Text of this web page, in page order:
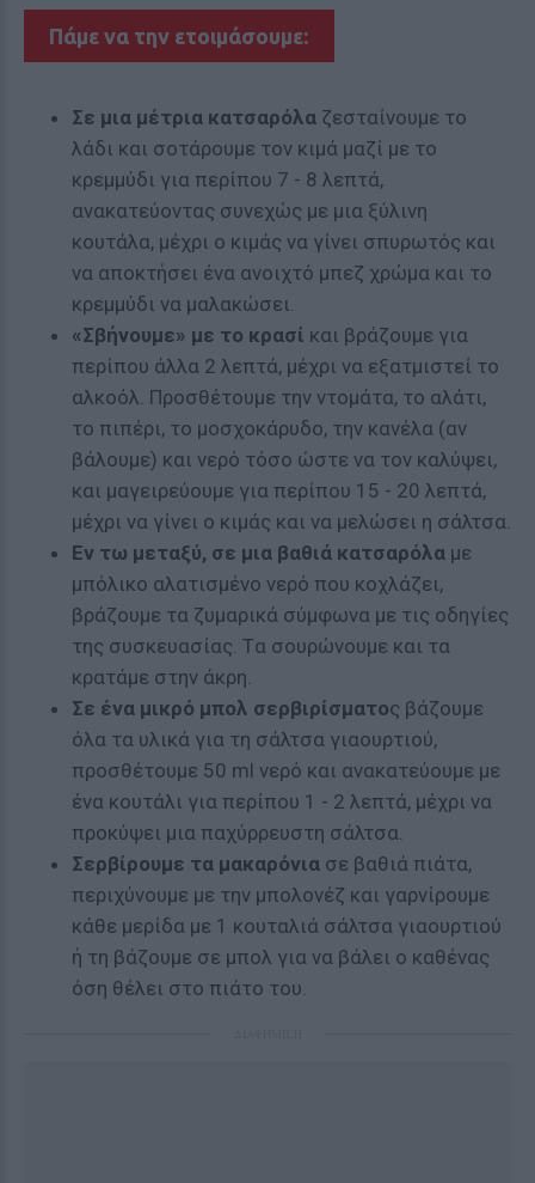
Πάμε να την ετοιμάσουμε:
Σε μια μέτρια κατσαρόλα ζεσταίνουμε το
λάδι και σοτάρουμε τον κιμά μαζί με το
κρεμμύδι για περίπου 7 - 8 λεπτά,
ανακατεύοντας συνεχώς με μια ξύλινη
κουτάλα, μέχρι ο κιμάς να γίνει σπυρωτός και
να αποκτήσει ένα ανοιχτό μπεζ χρώμα και το
κρεμμύδι να μαλακώσει.
«Σβήνουμε» με το κρασί και βράζουμε για
περίπου άλλα 2 λεπτά, μέχρι να εξατμιστεί το
αλκοόλ. Προσθέτουμε την ντομάτα, το αλάτι,
το πιπέρι, το μοσχοκάρυδο, την κανέλα (αν
βάλουμε) και νερό τόσο ώστε να τον καλύψει,
και μαγειρεύουμε για περίπου 15 - 20 λεπτά,
μέχρι να γίνει ο κιμάς και να μελώσει η σάλτσα.
Εν τω μεταξύ, σε μια βαθιά κατσαρόλα με
μπόλικο αλατισμένο νερό που κοχλάζει,
βράζουμε τα ζυμαρικά σύμφωνα με τις οδηγίες
της συσκευασίας. Tα σουρώνουμε και τα
κρατάμε στην άκρη.
Σε ένα μικρό μπολ σερβιρίσματος βάζουμε
όλα τα υλικά για τη σάλτσα γιαουρτιού,
προσθέτουμε 50 ml νερό και ανακατεύουμε με
ένα κουτάλι για περίπου 1 - 2 λεπτά, μέχρι να
προκύψει μια παχύρρευστη σάλτσα.
Σερβίρουμε τα μακαρόνια σε βαθιά πιάτα,
περιχύνουμε με την μπολονέζ και γαρνίρουμε
κάθε μερίδα με 1 κουταλιά σάλτσα γιαουρτιού
ή τη βάζουμε σε μπολ για να βάλει ο καθένας
όση θέλει στο πιάτο του.